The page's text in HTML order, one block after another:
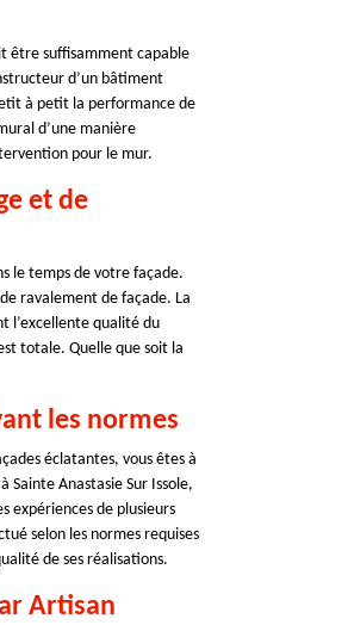
être suffisamment capable
d’un bâtiment
à petit la performance de
d’une manière
pour le mur.
et de
le temps de votre façade.
ravalement de façade. La
l’excellente qualité du
totale. Quelle que soit la
les normes
éclatantes, vous êtes à
Sainte Anastasie Sur Issole,
expériences de plusieurs
selon les normes requises
de ses réalisations.
Artisan